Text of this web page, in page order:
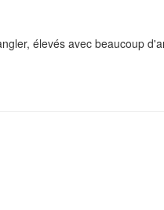
élevés avec beaucoup